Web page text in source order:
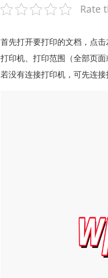
Rate
首先打开要打印的文档，点
打印机、打印范围（全部页面
若没有连接打印机，可先连接